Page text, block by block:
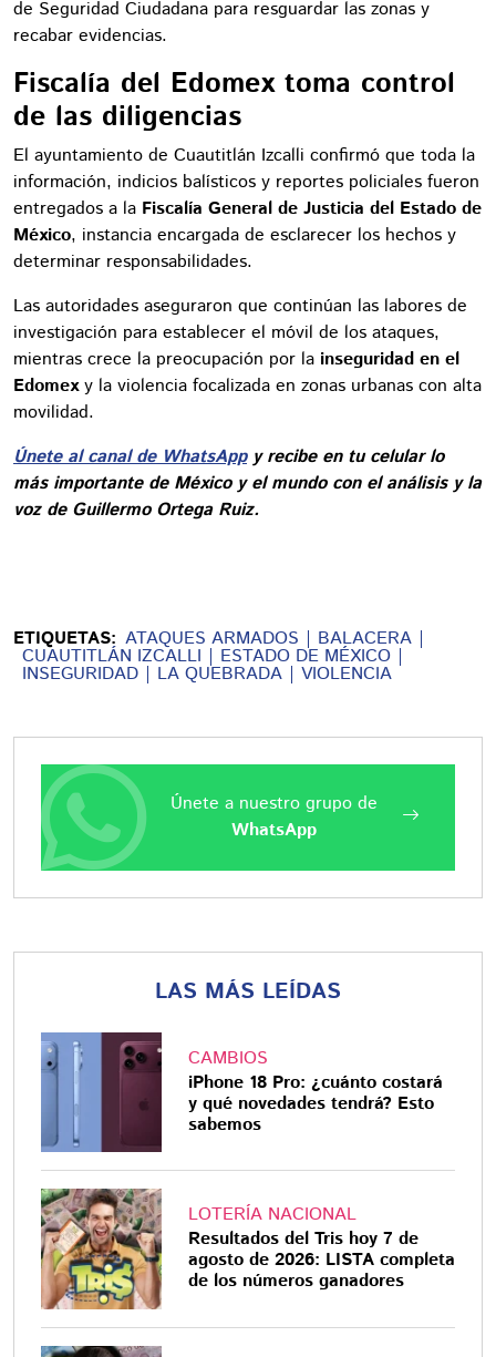
de Seguridad Ciudadana para resguardar las zonas y
recabar evidencias.
Fiscalía del Edomex toma control
de las diligencias
El ayuntamiento de Cuautitlán Izcalli confirmó que toda la
información, indicios balísticos y reportes policiales fueron
entregados a la Fiscalía General de Justicia del Estado de
México, instancia encargada de esclarecer los hechos y
determinar responsabilidades.
Las autoridades aseguraron que continúan las labores de
investigación para establecer el móvil de los ataques,
mientras crece la preocupación por la inseguridad en el
Edomexy la violencia focalizada en zonas urbanas con alta
movilidad.
Únete al canal de WhatsAppy recibe en tu celular lo
más importante de México y el mundo con el análisis y la
voz de Guillermo Ortega Ruiz.
ETIQUETAS: ATAQUES ARMADOS BALACERA
CUAUTITLÁN IZCALLI ESTADO DE MÉXICO
INSEGURIDAD LA QUEBRADA VIOLENCIA
Únete a nuestro grupo de
WhatsApp
LAS MÁS LEÍDAS
CAMBIOS
iPhone 18 Pro: ¿cuánto costará
y qué novedades tendrá? Esto
sabemos
LOTERÍA NACIONAL
Resultados del Tris hoy 7 de
agosto de 2026: LISTA completa
de los números ganadores